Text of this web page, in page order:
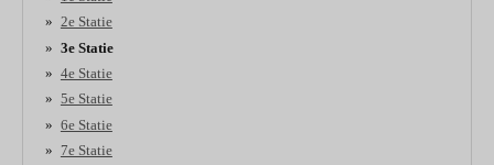
2e Statie
3e Statie
4e Statie
5e Statie
6e Statie
7e Statie